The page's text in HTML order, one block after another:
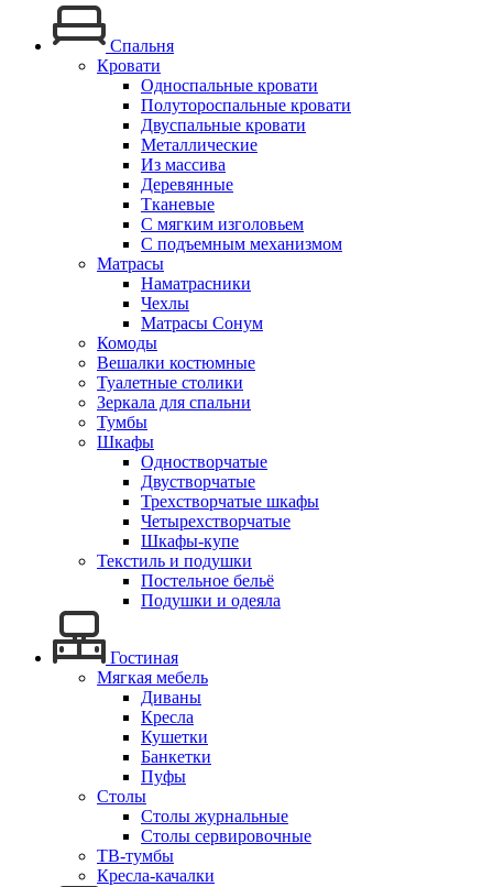
Спальня
Кровати
Односпальные кровати
Полутороспальные кровати
Двуспальные кровати
Металлические
Из массива
Деревянные
Тканевые
С мягким изголовьем
С подъемным механизмом
Матрасы
Наматрасники
Чехлы
Матрасы Сонум
Комоды
Вешалки костюмные
Туалетные столики
Зеркала для спальни
Тумбы
Шкафы
Одностворчатые
Двустворчатые
Трехстворчатые шкафы
Четырехстворчатые
Шкафы-купе
Текстиль и подушки
Постельное бельё
Подушки и одеяла
Гостиная
Мягкая мебель
Диваны
Кресла
Кушетки
Банкетки
Пуфы
Столы
Столы журнальные
Столы сервировочные
ТВ-тумбы
Кресла-качалки